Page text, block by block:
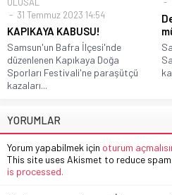
31 Temmuz 2023 14:54
KAPIKAYA KABUSU!
Samsun'un Bafra İlçesi'nde
düzenlenen Kapıkaya Doğa
Sporları Festivali'ne paraşütçü
kazaları...
YORUMLAR
Yorum yapabilmek için oturum
This site uses Akismet to reduce spam.
is processed.